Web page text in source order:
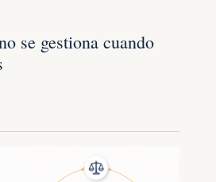
se gestiona cuando